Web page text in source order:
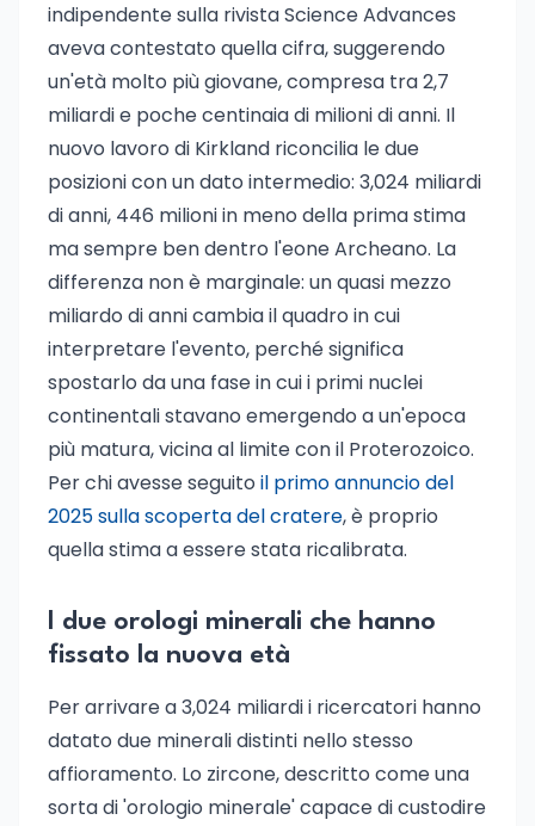
indipendente sulla rivista Science Advances
aveva contestato quella cifra, suggerendo
un'età molto più giovane, compresa tra 2,7
miliardi e poche centinaia di milioni di anni. Il
nuovo lavoro di Kirkland riconcilia le due
posizioni con un dato intermedio: 3,024 miliardi
di anni, 446 milioni in meno della prima stima
ma sempre ben dentro l'eone Archeano. La
differenza non è marginale: un quasi mezzo
miliardo di anni cambia il quadro in cui
interpretare l'evento, perché significa
spostarlo da una fase in cui i primi nuclei
continentali stavano emergendo a un'epoca
più matura, vicina al limite con il Proterozoico.
Per chi avesse seguito il primo annuncio del
2025 sulla scoperta del cratere, è proprio
quella stima a essere stata ricalibrata.
I due orologi minerali che hanno
fissato la nuova età
Per arrivare a 3,024 miliardi i ricercatori hanno
datato due minerali distinti nello stesso
affioramento. Lo zircone, descritto come una
sorta di 'orologio minerale' capace di custodire